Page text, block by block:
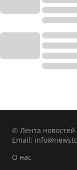
© Лента новостей
Email:
О нас